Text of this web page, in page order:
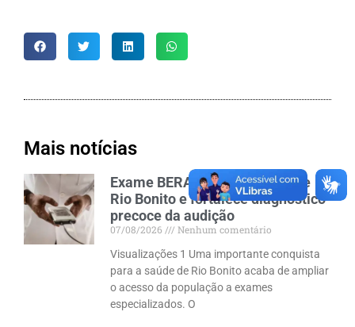
Mais notícias
Exame BERA chega à cidade de
Rio Bonito e fortalece diagnóstico
precoce da audição
07/08/2026
Nenhum comentário
Visualizações 1 Uma importante conquista
para a saúde de Rio Bonito acaba de ampliar
o acesso da população a exames
especializados. O